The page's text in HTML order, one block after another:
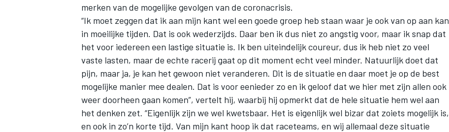
MEER RACEKLASSEN
merken van de mogelijke gevolgen van de coronacrisis.
“Ik moet zeggen dat ik aan mijn kant wel een goede groep heb staan waar je ook van op aan kan
in moeilijke tijden. Dat is ook wederzijds. Daar ben ik dus niet zo angstig voor, maar ik snap dat
het voor iedereen een lastige situatie is. Ik ben uiteindelijk coureur, dus ik heb niet zo veel
vaste lasten, maar de echte racerij gaat op dit moment echt veel minder. Natuurlijk doet dat
pijn, maar ja, je kan het gewoon niet veranderen. Dit is de situatie en daar moet je op de best
mogelijke manier mee dealen. Dat is voor eenieder zo en ik geloof dat we hier met zijn allen ook
weer doorheen gaan komen”, vertelt hij, waarbij hij opmerkt dat de hele situatie hem wel aan
het denken zet. “Eigenlijk zijn we wel kwetsbaar. Het is eigenlijk wel bizar dat zoiets mogelijk is,
en ook in zo’n korte tijd. Van mijn kant hoop ik dat raceteams, en wij allemaal deze situatie